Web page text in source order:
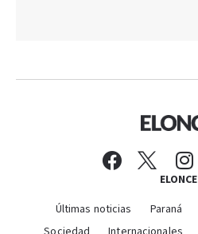
ELONCE
Últimas noticias Paraná